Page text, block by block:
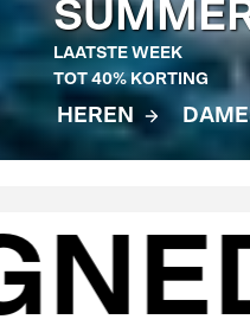
LAATSTE WEEK
TOT 40% KORTING
HEREN
HEREN
BEKIJK ALLE ITEMS
DAMES
BEKIJK ALLE ITEMS
KIDS